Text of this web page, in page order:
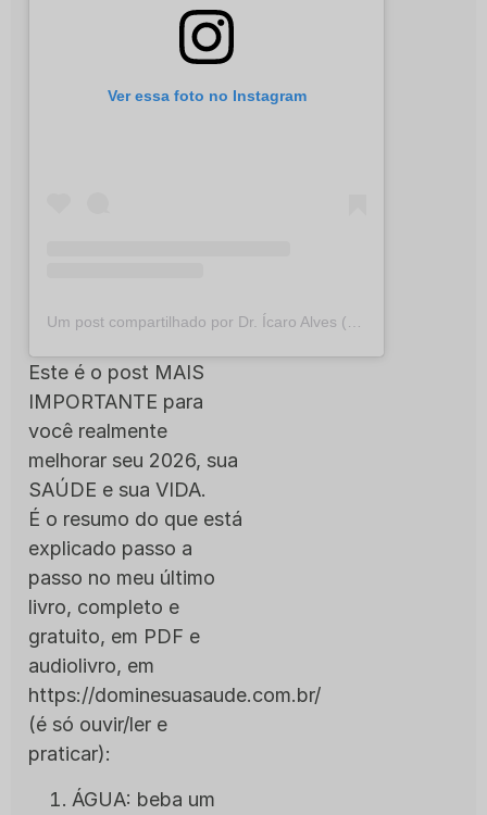
Ver essa foto no Instagram
Este é o post MAIS
IMPORTANTE para
você realmente
melhorar seu 2026, sua
SAÚDE e sua VIDA.
É o resumo do que está
explicado passo a
passo no meu último
livro, completo e
gratuito, em PDF e
audiolivro, em
https://dominesuasaude.com.br/
(é só ouvir/ler e
praticar):
ÁGUA: beba um